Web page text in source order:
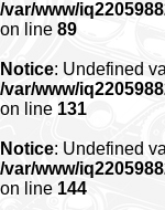
/var/www/
on line 89
Notice: Undefined
/var/www/
on line 131
Notice: Undefined
/var/www/
on line 144